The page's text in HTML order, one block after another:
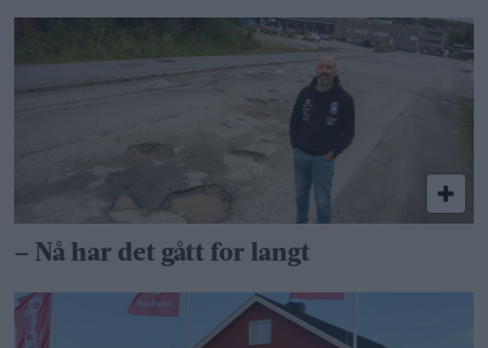
– Nå har det gått for langt